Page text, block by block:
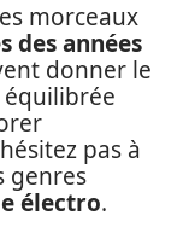
morceaux
des années
donner le
pas à
genres
électro.